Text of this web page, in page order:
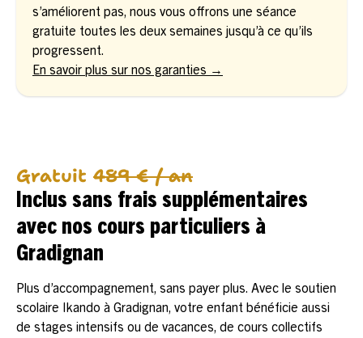
s’améliorent pas, nous vous offrons une séance
gratuite toutes les deux semaines jusqu’à ce qu’ils
progressent.
En savoir plus sur nos garanties →
Gratuit 489 € / an
Inclus sans frais supplémentaires
avec nos cours particuliers à
Gradignan
Plus d’accompagnement, sans payer plus. Avec le soutien
scolaire Ikando à Gradignan, votre enfant bénéficie aussi
de stages intensifs ou de vacances, de cours collectifs